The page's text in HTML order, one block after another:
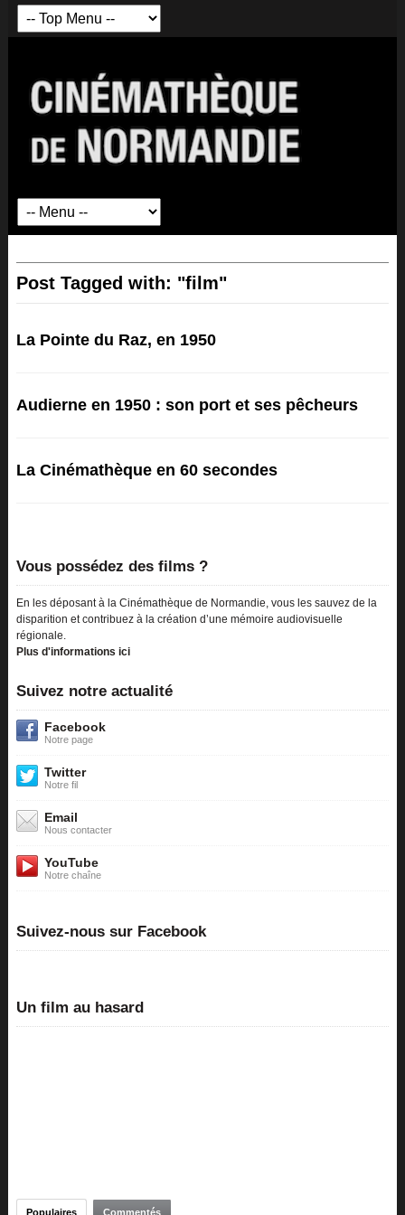
Post Tagged with: "film"
La Pointe du Raz, en 1950
Audierne en 1950 : son port et ses pêcheurs
La Cinémathèque en 60 secondes
Vous possédez des films ?
En les déposant à la Cinémathèque de Normandie, vous les sauvez de la
disparition et contribuez à la création d’une mémoire audiovisuelle
régionale.
Plus d'informations ici
Suivez notre actualité
Facebook
Notre page
Twitter
Notre fil
Email
Nous contacter
YouTube
Notre chaîne
Suivez-nous sur Facebook
Un film au hasard
Populaires Commentés